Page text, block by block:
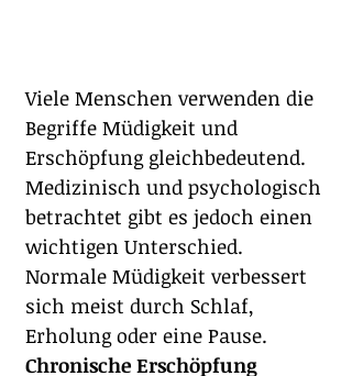
Viele Menschen verwenden die
Begriffe Müdigkeit und
Erschöpfung gleichbedeutend.
Medizinisch und psychologisch
betrachtet gibt es jedoch einen
wichtigen Unterschied.
Normale Müdigkeit verbessert
sich meist durch Schlaf,
Erholung oder eine Pause.
Chronische Erschöpfung